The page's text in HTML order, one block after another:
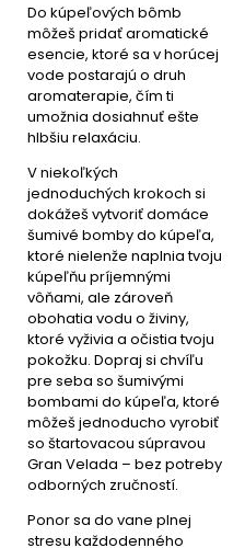
Do kúpeľových bômb
môžeš pridať aromatické
esencie, ktoré sa v horúcej
vode postarajú o druh
aromaterapie, čím ti
umožnia dosiahnuť ešte
hlbšiu relaxáciu.
V niekoľkých
jednoduchých krokoch si
dokážeš vytvoriť domáce
šumivé bomby do kúpeľa,
ktoré nielenže naplnia tvoju
kúpeľňu príjemnými
vôňami, ale zároveň
obohatia vodu o živiny,
ktoré vyživia a očistia tvoju
pokožku. Dopraj si chvíľu
pre seba so šumivými
bombami do kúpeľa, ktoré
môžeš jednoducho vyrobiť
so štartovacou súpravou
Gran Velada – bez potreby
odborných zručností.
Ponor sa do vane plnej
stresu každodenného